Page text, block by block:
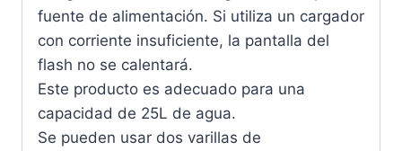
fuente de alimentación. Si utiliza un cargador
con corriente insuficiente, la pantalla del
flash no se calentará.
Este producto es adecuado para una
capacidad de 25L de agua.
Se pueden usar dos varillas de